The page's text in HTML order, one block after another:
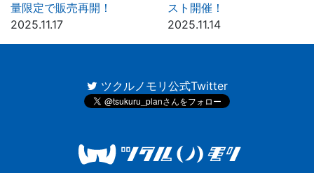
量限定で販売再開！
2025.11.17
スト開催！
2025.11.14
ツクルノモリ公式Twitter